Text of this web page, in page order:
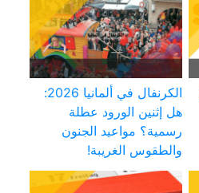
الكرنفال في ألمانيا 2026:
هل إثنين الورود عطلة
رسمية؟ مواعيد الجنون
والطقوس الغريبة!